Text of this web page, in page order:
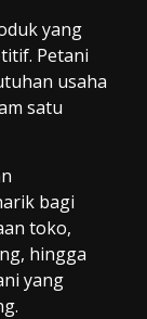
yang
Petani
usaha
satu
bagi
toko,
hingga
yang